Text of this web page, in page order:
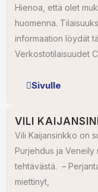
Hienoa, että olet
huomenna.
informaation löydät
Verkostotilaisuudet
Sivulle
VILI
Vili Kaijansinkko on
Purjehdus ja Veneily
tehtävästä. –
miettinyt,